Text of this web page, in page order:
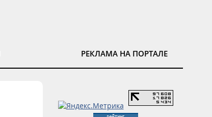
РЕКЛАМА НА ПОРТАЛЕ